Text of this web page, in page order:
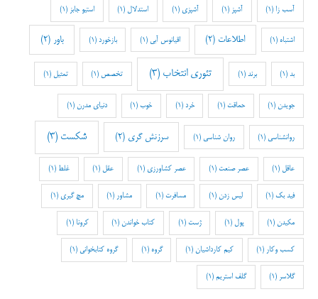
آسب زا (1) آشپز (1) آشپزی (1) استدلال (1) استیو جابز (1)
اشتباه (1) اطلاعات (2) اقیانوس آبی (1) بازخورد (1) باور (2)
بد(1) برند (1) تئوری انتخاب (3) تخصص (1) تمثیل (1)
جویدن (1) حماقت (1) خرد (1) خوب(1) دنیای مدرن (1)
روانشناسی (1) روان شناسی (1) سرزنش گری (2) شکست (3)
عاقل (1) عصر صنعت (1) عصر کشاورزی (1) عقل (1) غلط (1)
فید بک(1) لیس زدن (1) مسافرت (1) مشاور (1) مچ گیری (1)
مکیدن (1) پول (1) ژست (1) کتاب خواندن (1) کرونا (1)
کسب وکار (1) کیم کارداشیان (1) گروه (1) گروه کتابخوانی (1)
گلاسر (1) گلف استریم (1)